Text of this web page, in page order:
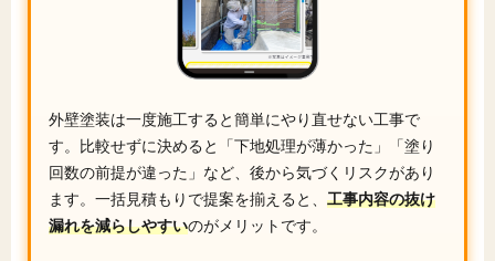
外壁塗装は一度施工すると簡単にやり直せない工事で
す。比較せずに決めると「下地処理が薄かった」「塗り
回数の前提が違った」など、後から気づくリスクがあり
ます。一括見積もりで提案を揃えると、 工事内容の抜け
漏れを減らしやすいのがメリットです。